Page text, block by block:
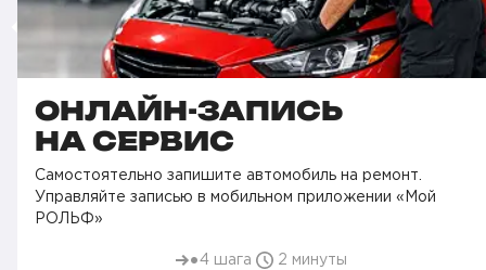
ОНЛАЙН-ЗАПИСЬ
НА СЕРВИС
Самостоятельно запишите автомобиль на ремонт.
Управляйте записью в мобильном приложении «Мой
РОЛЬФ»
4 шага 2 минуты